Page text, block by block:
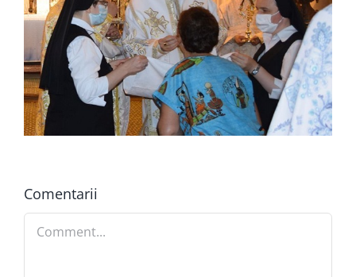
Comentarii
Comment